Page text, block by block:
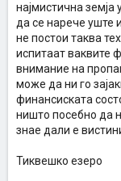
најмистична
да се нарече уште
не постои таква
испитаат ваквите
внимание на
може да ни го
финансиската
ништо посебно да
знае дали е
Тиквешко езеро